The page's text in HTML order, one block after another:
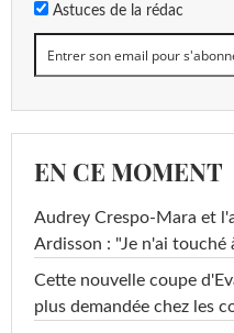
Astuces de la rédac
EN CE MOMENT
Audrey Crespo-Mara et
Ardisson : "Je n'ai touché
Cette nouvelle coupe
plus demandée chez les